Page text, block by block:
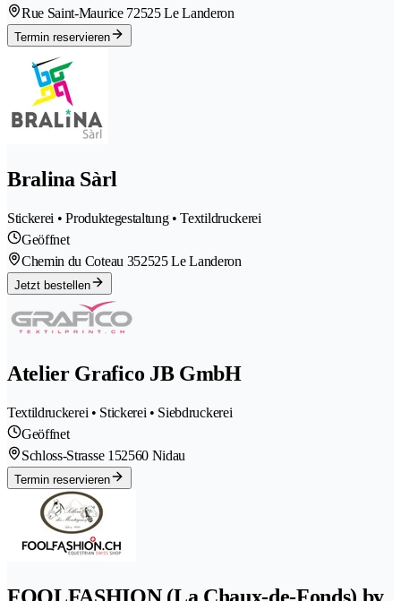
Rue Saint-Maurice 72525 Le Landeron
Termin reservieren
Bralina Sàrl
Stickerei • Produktegestaltung • Textildruckerei
Geöffnet
Chemin du Coteau 352525 Le Landeron
Jetzt bestellen
Atelier Grafico JB GmbH
Textildruckerei • Stickerei • Siebdruckerei
Geöffnet
Schloss-Strasse 152560 Nidau
Termin reservieren
FOOLFASHION (La Chaux-de-Fonds) by